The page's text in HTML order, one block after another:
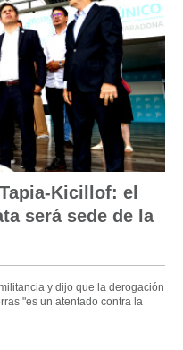
Kicillof: el
será sede de la
y dijo que la derogación
"es un atentado contra la